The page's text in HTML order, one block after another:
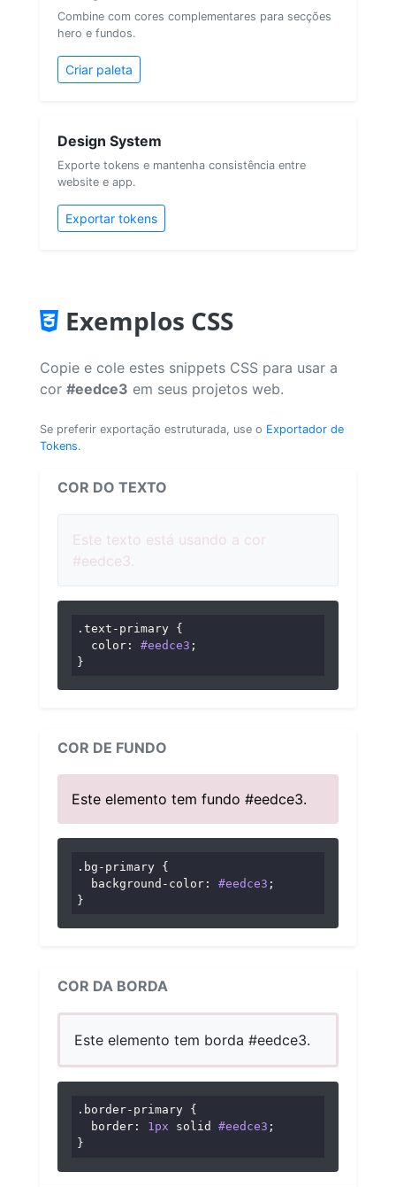
Combine com cores complementares para secções
hero e fundos.
Criar paleta
Design System
Exporte tokens e mantenha consistência entre
website e app.
Exportar tokens
Exemplos CSS
Copie e cole estes snippets CSS para usar a
cor #eedce3 em seus projetos web.
Se preferir exportação estruturada, use o Exportador de
Tokens.
COR DO TEXTO
Este texto está usando a cor
#eedce3.
.text-primary {
color : #eedce3 ;
}
COR DE FUNDO
Este elemento tem fundo #eedce3.
.bg-primary {
background-color : #eedce3 ;
}
COR DA BORDA
Este elemento tem borda #eedce3.
.border-primary {
border : 1px solid #eedce3 ;
}